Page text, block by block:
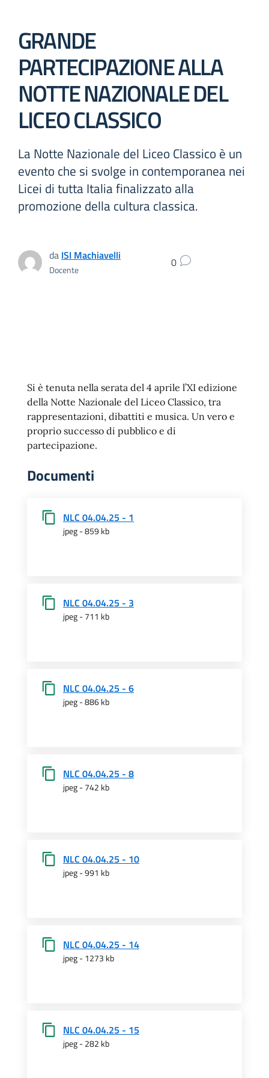
GRANDE
PARTECIPAZIONE ALLA
NOTTE NAZIONALE DEL
LICEO CLASSICO
La Notte Nazionale del Liceo Classico è un
evento che si svolge in contemporanea nei
Licei di tutta Italia finalizzato alla
promozione della cultura classica.
da ISI Machiavelli
Docente 0
Si è tenuta nella serata del 4 aprile l’XI edizione
della Notte Nazionale del Liceo Classico, tra
rappresentazioni, dibattiti e musica. Un vero e
proprio successo di pubblico e di
partecipazione.
Documenti
NLC 04.04.25 - 1
jpeg - 859 kb
NLC 04.04.25 - 3
jpeg - 711 kb
NLC 04.04.25 - 6
jpeg - 886 kb
NLC 04.04.25 - 8
jpeg - 742 kb
NLC 04.04.25 - 10
jpeg - 991 kb
NLC 04.04.25 - 14
jpeg - 1273 kb
NLC 04.04.25 - 15
jpeg - 282 kb